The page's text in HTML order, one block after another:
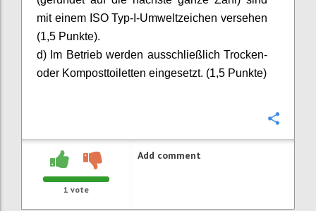
mit einem ISO Typ-I-Umweltzeichen versehen
(1,5 Punkte).
d) Im Betrieb werden ausschließlich Trocken-
oder Komposttoiletten eingesetzt. (1,5 Punkte)
1 vote
Add comment